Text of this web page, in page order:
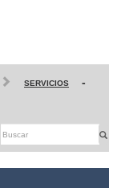
SERVICIOS
-